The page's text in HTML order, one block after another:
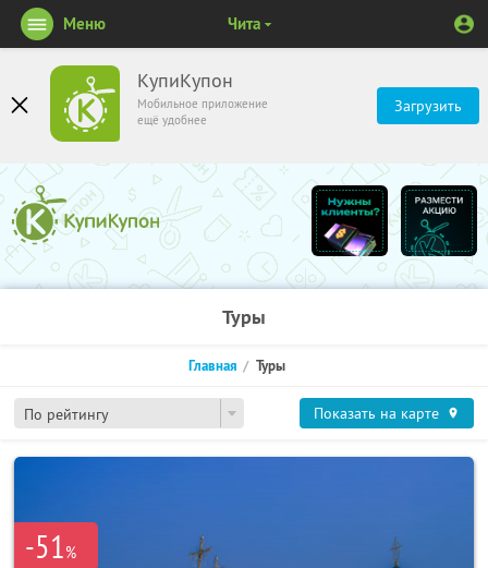
КупиКупон
Мобильное приложение
ещё удобнее
Загрузить
Меню Чита
Туры
По рейтингу
Главная Туры
Показать на карте
-51%